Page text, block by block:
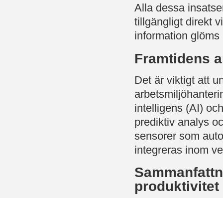
Alla dessa
tillgängligt direkt
information
Framtidens
Det är viktigt att
intelligens (AI)
prediktiv analys
sensorer som
integreras inom
produktivitet